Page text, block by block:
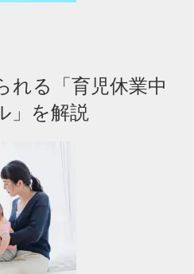
れる「育児休業中
」を解説